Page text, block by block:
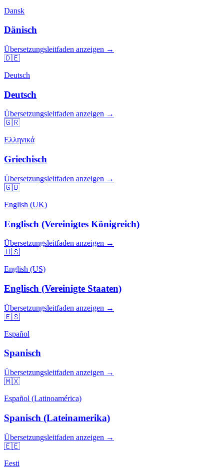
Dansk
Dänisch
Übersetzungsleitfaden anzeigen →
🇩🇪
Deutsch
Deutsch
Übersetzungsleitfaden anzeigen →
🇬🇷
Ελληνικά
Griechisch
Übersetzungsleitfaden anzeigen →
🇬🇧
English (UK)
Englisch (Vereinigtes Königreich)
Übersetzungsleitfaden anzeigen →
🇺🇸
English (US)
Englisch (Vereinigte Staaten)
Übersetzungsleitfaden anzeigen →
🇪🇸
Español
Spanisch
Übersetzungsleitfaden anzeigen →
🇲🇽
Español (Latinoamérica)
Spanisch (Lateinamerika)
Übersetzungsleitfaden anzeigen →
🇪🇪
Eesti